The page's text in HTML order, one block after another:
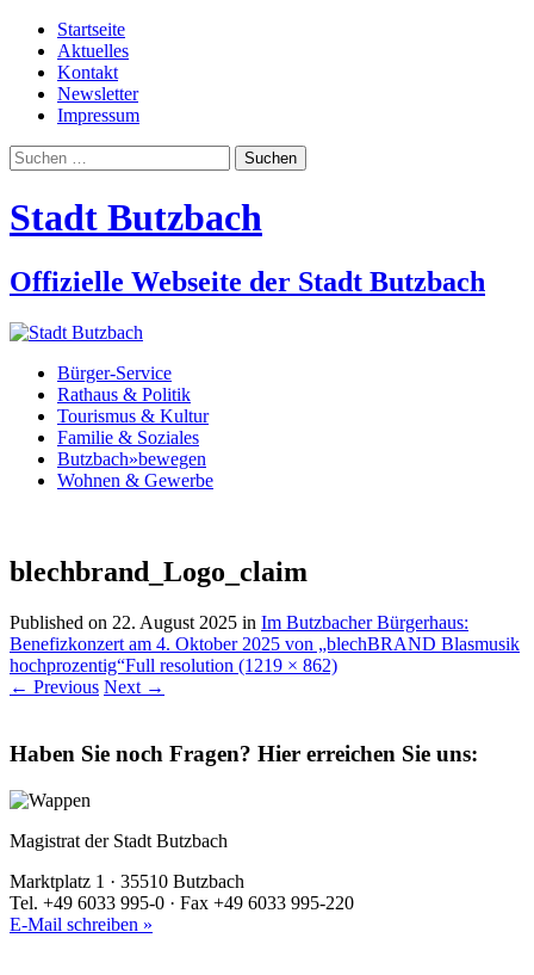
Startseite
Aktuelles
Kontakt
Newsletter
Impressum
Suchen
nach:
Stadt Butzbach
Offizielle Webseite der Stadt Butzbach
Bürger-Service
Rathaus & Politik
Tourismus & Kultur
Familie & Soziales
Butzbach»bewegen
Wohnen & Gewerbe
blechbrand_Logo_claim
Published on 22. August 2025 in Im Butzbacher Bürgerhaus:
Benefizkonzert am 4. Oktober 2025 von „blechBRAND Blasmusik
hochprozentig“Full resolution (1219 × 862)
← Previous Next →
Haben Sie noch Fragen? Hier erreichen Sie uns:
Magistrat der Stadt Butzbach
Marktplatz 1 · 35510 Butzbach
Tel. +49 6033 995-0 · Fax +49 6033 995-220
E-Mail schreiben »